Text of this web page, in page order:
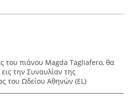
του πιάνου Magda Tagliafero, θα
την Συναυλίαν της
του Ωδείου Αθηνών (EL)